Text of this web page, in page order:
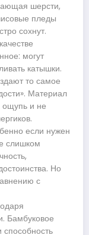
шерсти,
пледы
сохнут.
могут
катышки.
то самое
Материал
ощупь и не
если нужен
слишком
Но
с
Бамбуковое
способность